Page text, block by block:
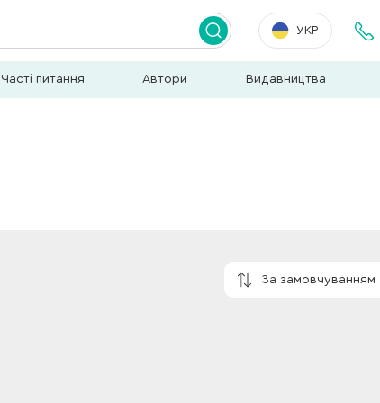
УКР
Часті питання Автори Видавництва
За замовчуванням